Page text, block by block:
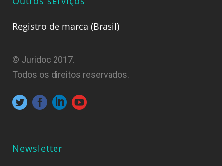
Registro de marca (Brasil)
© Juridoc 2017.
Todos os direitos reservados.
Newsletter